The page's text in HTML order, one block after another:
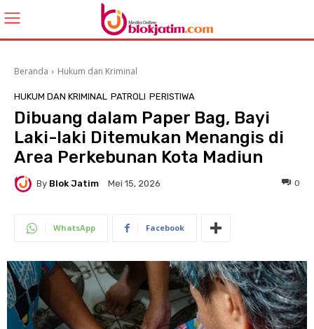
Beranda Hukum dan Kriminal
HUKUM DAN KRIMINAL PATROLI PERISTIWA
Dibuang dalam Paper Bag, Bayi
Laki-laki Ditemukan Menangis di
Area Perkebunan Kota Madiun
By Blok Jatim Mei 15, 2026 0
WhatsApp Facebook